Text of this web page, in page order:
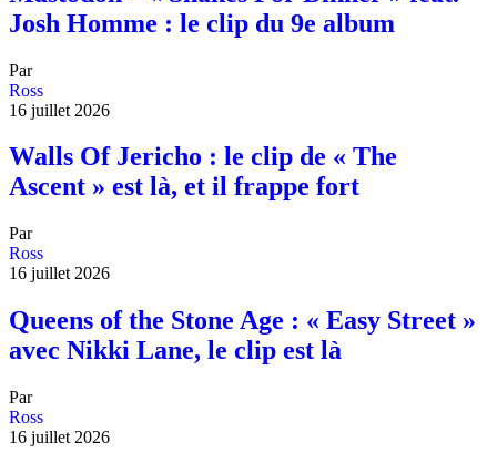
Josh Homme : le clip du 9e album
Par
Ross
16 juillet 2026
Walls Of Jericho : le clip de « The
Ascent » est là, et il frappe fort
Par
Ross
16 juillet 2026
Queens of the Stone Age : « Easy Street »
avec Nikki Lane, le clip est là
Par
Ross
16 juillet 2026